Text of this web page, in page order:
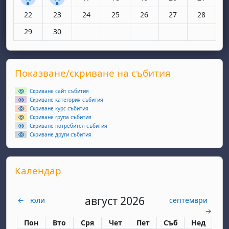
Няма събития, понеделник, 22 юни
22 Няма събития, вторник, 23 юни
23 Няма събития, сряда, 24 юни
24 Няма събития, четвъртък, 25 юни
25 Няма събития, петък, 26
26 Няма събития,
27 Няма
28
Няма събития, понеделник, 29 юни
29 Няма събития, вторник, 30 юни
30
Supplementary blocks
Прескочи Показване/скриване на събития
Показване/скриване на събития
Скриване сайт събития
Скриване категория събития
Скриване курс събития
Скриване група събития
Скриване потребител събития
Скриване други събития
Прескочи Календар
Календар
← юли август 2026
септември
→
Понеделник
Пон вторник
Вто сряда
Сря четвъртък
Чет петък
Пет събота
Съб неделя
Нед